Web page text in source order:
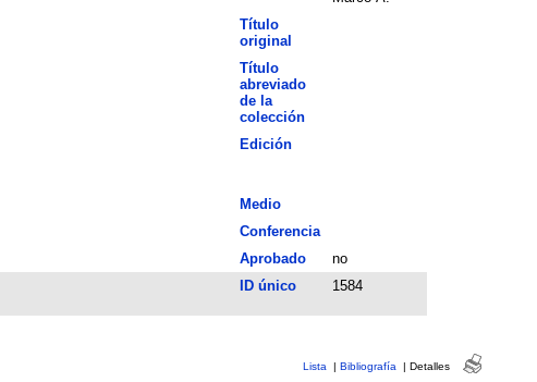
Título
original
Título
abreviado
de la
colección
Edición
Medio
Conferencia
Aprobado
no
ID único 1584
Lista | Bibliografía | Detalles